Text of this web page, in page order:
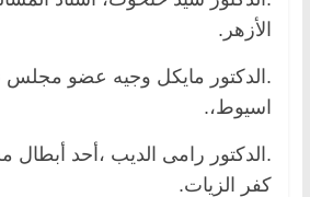
الأزهر.
.الدكتور مايكل وجيه عضو مجلس
اسيوط،.
.الدكتور رامى الديب ،أحد
كفر الزيات.